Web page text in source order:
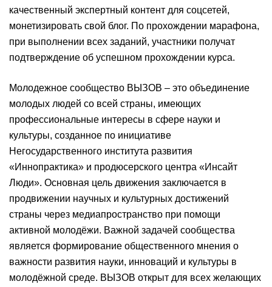
качественный экспертный контент для соцсетей,
монетизировать свой блог. По прохождении марафона,
при выполнении всех заданий, участники получат
подтверждение об успешном прохождении курса.
Молодежное сообщество ВЫЗОВ – это объединение
молодых людей со всей страны, имеющих
профессиональные интересы в сфере науки и
культуры, созданное по инициативе
Негосударственного института развития
«Иннопрактика» и продюсерского центра «Инсайт
Люди». Основная цель движения заключается в
продвижении научных и культурных достижений
страны через медиапространство при помощи
активной молодёжи. Важной задачей сообщества
является формирование общественного мнения о
важности развития науки, инноваций и культуры в
молодёжной среде. ВЫЗОВ открыт для всех желающих